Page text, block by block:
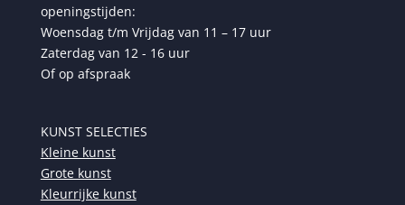
openingstijden:
Woensdag t/m Vrijdag van 11 – 17 uur
Zaterdag van 12 - 16 uur
Of op afspraak
KUNST SELECTIES
Kleine kunst
Grote kunst
Kleurrijke kunst